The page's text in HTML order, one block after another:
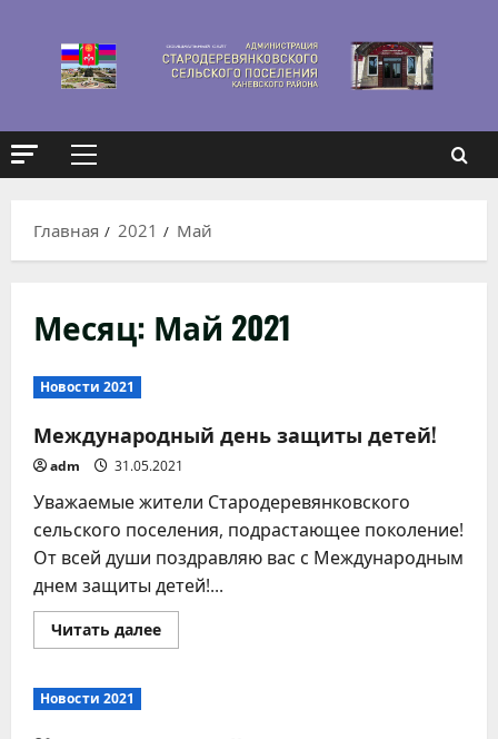
содержимому
Основное
Главная
2021 Май
Месяц: Май 2021
Новости 2021
Международный день защиты детей!
adm 31.05.2021
Уважаемые жители Стародеревянковского
сельского поселения, подрастающее поколение!
От всей души поздравляю вас с Международным
днем защиты детей!...
Читать далееПрочитать
больше
Новости 2021